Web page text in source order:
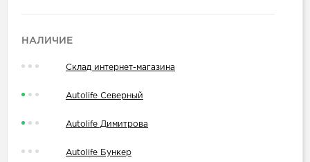
НАЛИЧИЕ
Склад интернет-магазина
Autolife Северный
Autolife Димитрова
Autolife Бункер